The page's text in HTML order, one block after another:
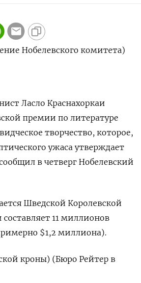
Нобелевского комитета)
Ласло Краснахоркаи
премии по литературе
творчество, которое,
ужаса утверждает
в четверг Нобелевский
Шведской Королевской
11 миллионов
$1,2 миллиона).
кроны) (Бюро Рейтер в